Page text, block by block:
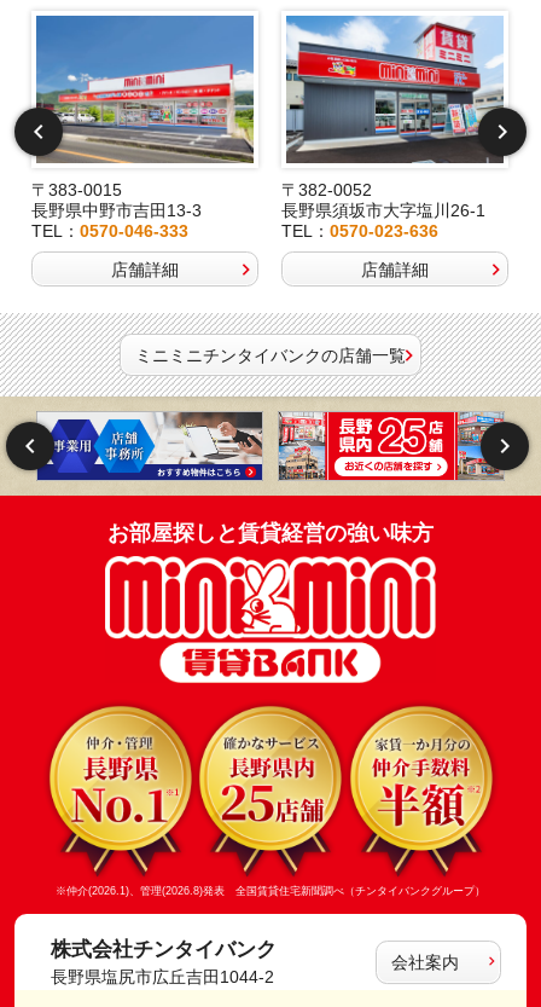
〒383-0015
長野県中野市吉田13-3
TEL： 0570-046-333
店舗詳細
〒382-0052
長野県須坂市大字塩川26-1
TEL：0570-023-636
店舗詳細
ミニミニチンタイバンクの店舗一覧
お部屋探しと賃貸経営の強い味方
※仲介(2026.1)、管理(2026.8)発表 全国賃貸住宅新聞調べ（チンタイバンクグループ）
株式会社チンタイバンク
長野県塩尻市広丘吉田1044-2
会社案内